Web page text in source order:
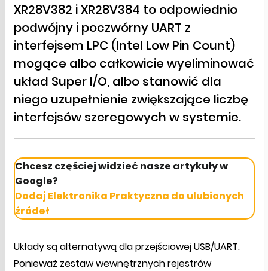
XR28V382 i XR28V384 to odpowiednio
podwójny i poczwórny UART z
interfejsem LPC (Intel Low Pin Count)
mogące albo całkowicie wyeliminować
układ Super I/O, albo stanowić dla
niego uzupełnienie zwiększające liczbę
interfejsów szeregowych w systemie.
Chcesz częściej widzieć nasze artykuły w
Google?
Dodaj Elektronika Praktyczna do ulubionych
źródeł
Układy są alternatywą dla przejściowej USB/UART.
Ponieważ zestaw wewnętrznych rejestrów